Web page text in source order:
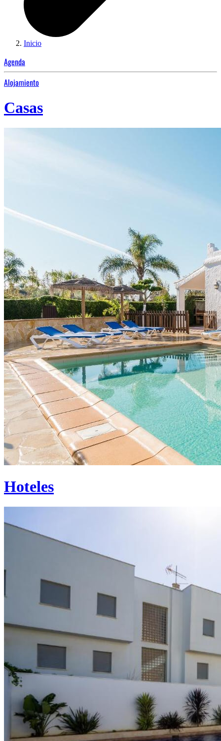
Inicio
Agenda
Alojamiento
Casas
Hoteles